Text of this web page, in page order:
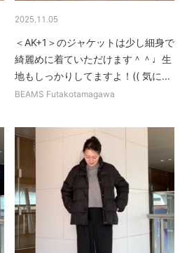
2025.11.05
＜AK+1＞のジャケットは少し細身で
綺麗めに着ていただけます＾＾♩生
地もしっかりしてますよ！(( 気に...
BEAMS Futakotamagawa